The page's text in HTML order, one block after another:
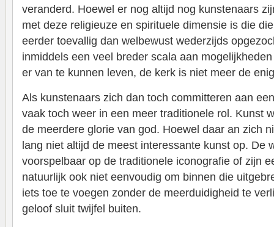
veranderd. Hoewel er nog altijd nog kunstenaars
met deze religieuze en spirituele dimensie is die
eerder toevallig dan welbewust wederzijds
inmiddels een veel breder scala aan
er van te kunnen leven, de kerk is niet meer de
Als kunstenaars zich dan toch committeren aan
vaak toch weer in een meer traditionele rol. Kunst
de meerdere glorie van god. Hoewel daar an zich
lang niet altijd de meest interessante kunst op. De
voorspelbaar op de traditionele iconografie of zijn
natuurlijk ook niet eenvoudig om binnen die
iets toe te voegen zonder de meerduidigheid te
geloof sluit twijfel buiten.